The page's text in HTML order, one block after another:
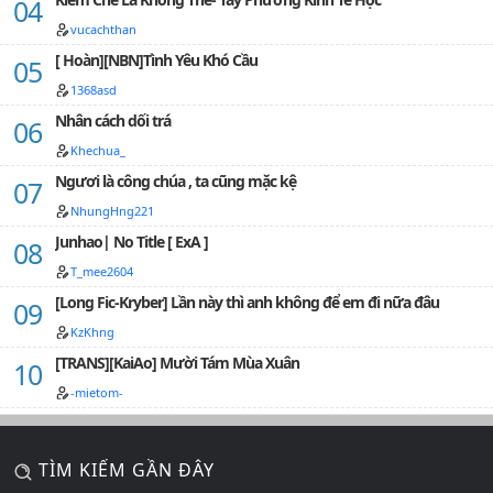
vucachthan
[ Hoàn][NBN]Tình Yêu Khó Cầu
1368asd
Nhân cách dối trá
Khechua_
Ngươi là công chúa , ta cũng mặc kệ
NhungHng221
Junhao| No Title [ ExA ]
T_mee2604
[Long Fic-Kryber] Lần này thì anh không để em đi nữa đâu
KzKhng
[TRANS][KaiAo] Mười Tám Mùa Xuân
-mietom-
TÌM KIẾM GẦN ĐÂY